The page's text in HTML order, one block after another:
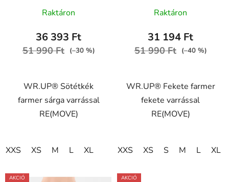
WRUP1RC002ORG,
J0Y
Raktáron
36 393 Ft
51 990 Ft (–30 %)
WR.UP® Sötétkék
farmer sárga varrással
RE(MOVE)
XXS XS M L XL
WRUP1RC002ORG,
J7Ntermék
átlagos
értékelése
5,0
csillag.
Raktáron
31 194 Ft
51 990 Ft (–40 %)
WR.UP® Fekete farmer
fekete varrással
RE(MOVE)
XXS XS S M L XL
AKCIÓ
AKCIÓ